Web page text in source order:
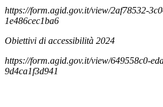
https://form.agid.gov.it/view/2af78532-
1e486cec1ba6
Obiettivi di accessibilità 2024
https://form.agid.gov.it/view/649558c0-
9d4ca1f3d941